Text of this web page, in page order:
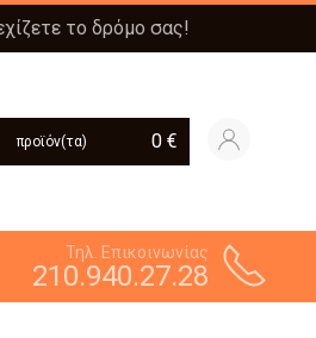
το δρόμο σας!
προϊόν(τα) 0 €
Τηλ. Επικοινωνίας
210.940.27.28